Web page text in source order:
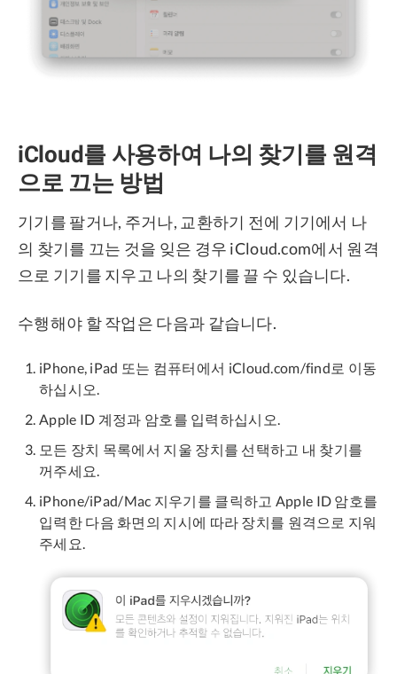
iCloud를 사용하여 나의 찾기를 원격
으로 끄는 방법
기기를 팔거나, 주거나, 교환하기 전에 기기에서 나
의 찾기를 끄는 것을 잊은 경우 iCloud.com에서 원격
으로 기기를 지우고 나의 찾기를 끌 수 있습니다.
수행해야 할 작업은 다음과 같습니다.
iPhone, iPad 또는 컴퓨터에서 iCloud.com/find로 이동
하십시오.
Apple ID 계정과 암호를 입력하십시오.
모든 장치 목록에서 지울 장치를 선택하고 내 찾기를
꺼주세요.
iPhone/iPad/Mac 지우기를 클릭하고 Apple ID 암호를
입력한 다음 화면의 지시에 따라 장치를 원격으로 지워
주세요.